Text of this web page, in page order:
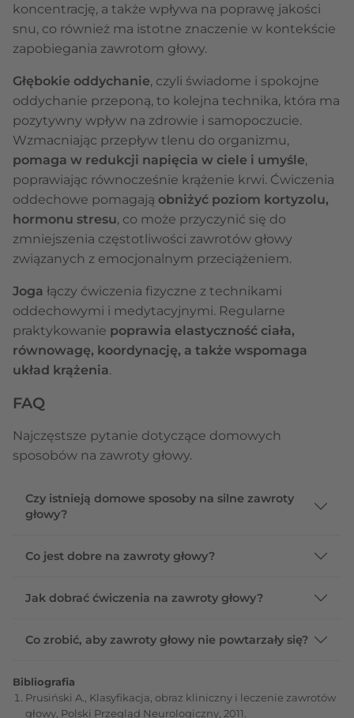
koncentrację, a także wpływa na poprawę jakości
snu, co również ma istotne znaczenie w kontekście
zapobiegania zawrotom głowy.
Głębokie oddychanie, czyli świadome i spokojne
oddychanie przeponą, to kolejna technika, która ma
pozytywny wpływ na zdrowie i samopoczucie.
Wzmacniając przepływ tlenu do organizmu,
pomaga w redukcji napięcia w ciele i umyśle,
poprawiając równocześnie krążenie krwi. Ćwiczenia
oddechowe pomagają obniżyć poziom kortyzolu,
hormonu stresu, co może przyczynić się do
zmniejszenia częstotliwości zawrotów głowy
związanych z emocjonalnym przeciążeniem.
Joga łączy ćwiczenia fizyczne z technikami
oddechowymi i medytacyjnymi. Regularne
praktykowanie poprawia elastyczność ciała,
równowagę, koordynację, a także wspomaga
układ krążenia.
FAQ
Najczęstsze pytanie dotyczące domowych
sposobów na zawroty głowy.
Czy istnieją domowe sposoby na silne zawroty
głowy?
Co jest dobre na zawroty głowy?
Jak dobrać ćwiczenia na zawroty głowy?
Co zrobić, aby zawroty głowy nie powtarzały się?
Bibliografia
Prusiński A., Klasyfikacja, obraz kliniczny i leczenie zawrotów
głowy, Polski Przegląd Neurologiczny, 2011.